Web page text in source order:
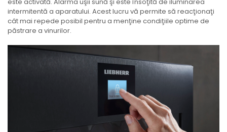
intermitentă a aparatului. Acest lucru vă permite să reacţionaţi
cât mai repede posibil pentru a menţine condiţiile optime de
păstrare a vinurilor.